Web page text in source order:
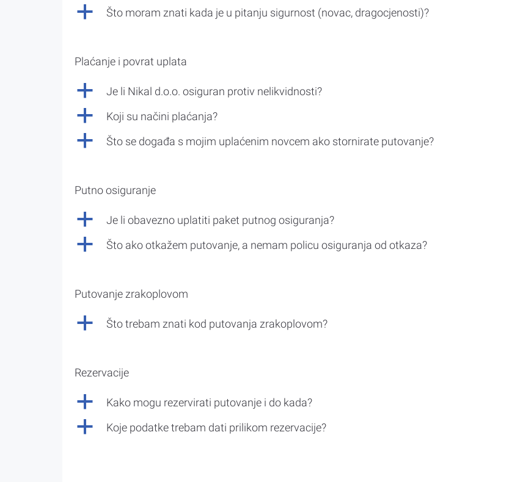
a Što moram znati kada je u pitanju sigurnost (novac, dragocjenosti)?
Plaćanje i povrat uplata
a Je li Nikal d.o.o. osiguran protiv nelikvidnosti?
a Koji su načini plaćanja?
a Što se događa s mojim uplaćenim novcem ako stornirate putovanje?
Putno osiguranje
a Je li obavezno uplatiti paket putnog osiguranja?
a Što ako otkažem putovanje, a nemam policu osiguranja od otkaza?
Putovanje zrakoplovom
a Što trebam znati kod putovanja zrakoplovom?
Rezervacije
a Kako mogu rezervirati putovanje i do kada?
a Koje podatke trebam dati prilikom rezervacije?